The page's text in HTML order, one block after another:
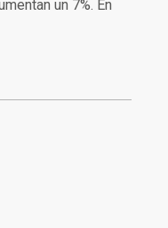
un 7%. En